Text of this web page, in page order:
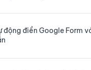
động điền Google Form